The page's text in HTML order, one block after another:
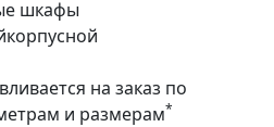
шкафы
на заказ по
и размерам*